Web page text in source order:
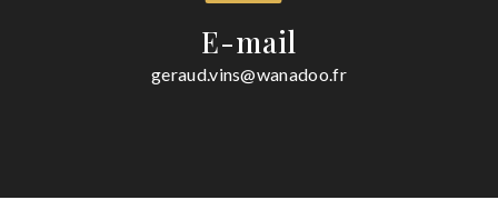
E-mail
geraud.vins@wanadoo.fr